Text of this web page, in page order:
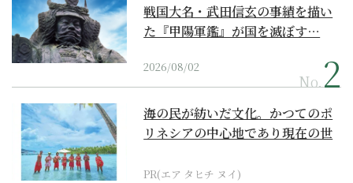
戦国大名・武田信玄の事績を描い
た『甲陽軍鑑』が国を滅ぼす…
2026/08/02
No.
海の民が紡いだ文化。かつてのポ
リネシアの中心地であり現在の世
PR(エア タヒチ ヌイ)